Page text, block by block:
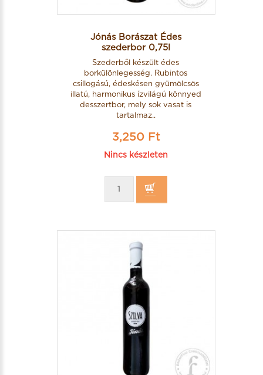
Jónás Borászat Édes
szederbor 0,75l
Szederből készült édes
borkülönlegesség. Rubintos
csillogású, édeskésen gyümölcsös
illatú, harmonikus ízvilágú könnyed
desszertbor, mely sok vasat is
tartalmaz..
3,250 Ft
Nincs készleten